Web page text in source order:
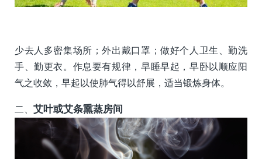
少去人多密集场所；外出戴口罩；做好个人卫生、勤洗
手、勤更衣。作息要有规律，早睡早起，早卧以顺应阳
气之收敛，早起以使肺气得以舒展，适当锻炼身体。
二、 艾叶或艾条熏蒸房间